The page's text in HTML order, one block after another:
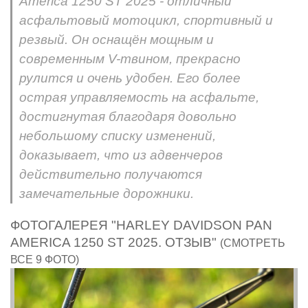
асфальтовый мотоцикл, спортивный и
резвый. Он оснащён мощным и
современным V-твином, прекрасно
рулится и очень удобен. Его более
острая управляемость на асфальте,
достигнутая благодаря довольно
небольшому списку изменений,
доказывает, что из адвенчеров
действительно получаются
замечательные дорожники.
ФОТОГАЛЕРЕЯ "HARLEY DAVIDSON PAN
AMERICA 1250 ST 2025. ОТЗЫВ" (СМОТРЕТЬ
ВСЕ 9 ФОТО)